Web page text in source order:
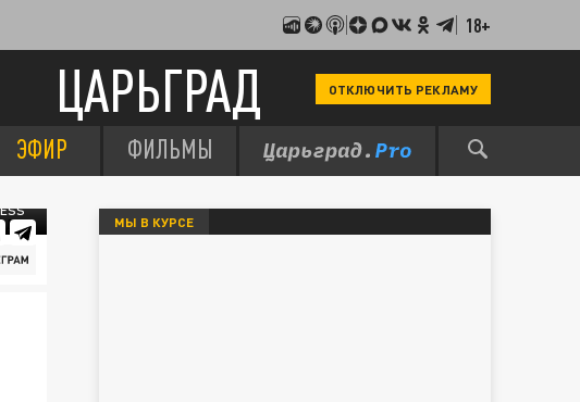
18+
ЦАРЬГРАД ОТКЛЮЧИТЬ РЕКЛАМУ
ЭФИР ФИЛЬМЫ
МЫ В КУРСЕ